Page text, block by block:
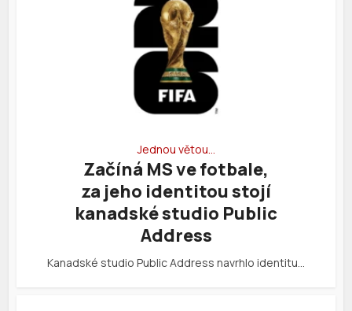
Jednou větou…
Začíná MS ve fotbale,
za jeho identitou stojí
kanadské studio Public
Address
Kanadské studio Public Address navrhlo identitu…